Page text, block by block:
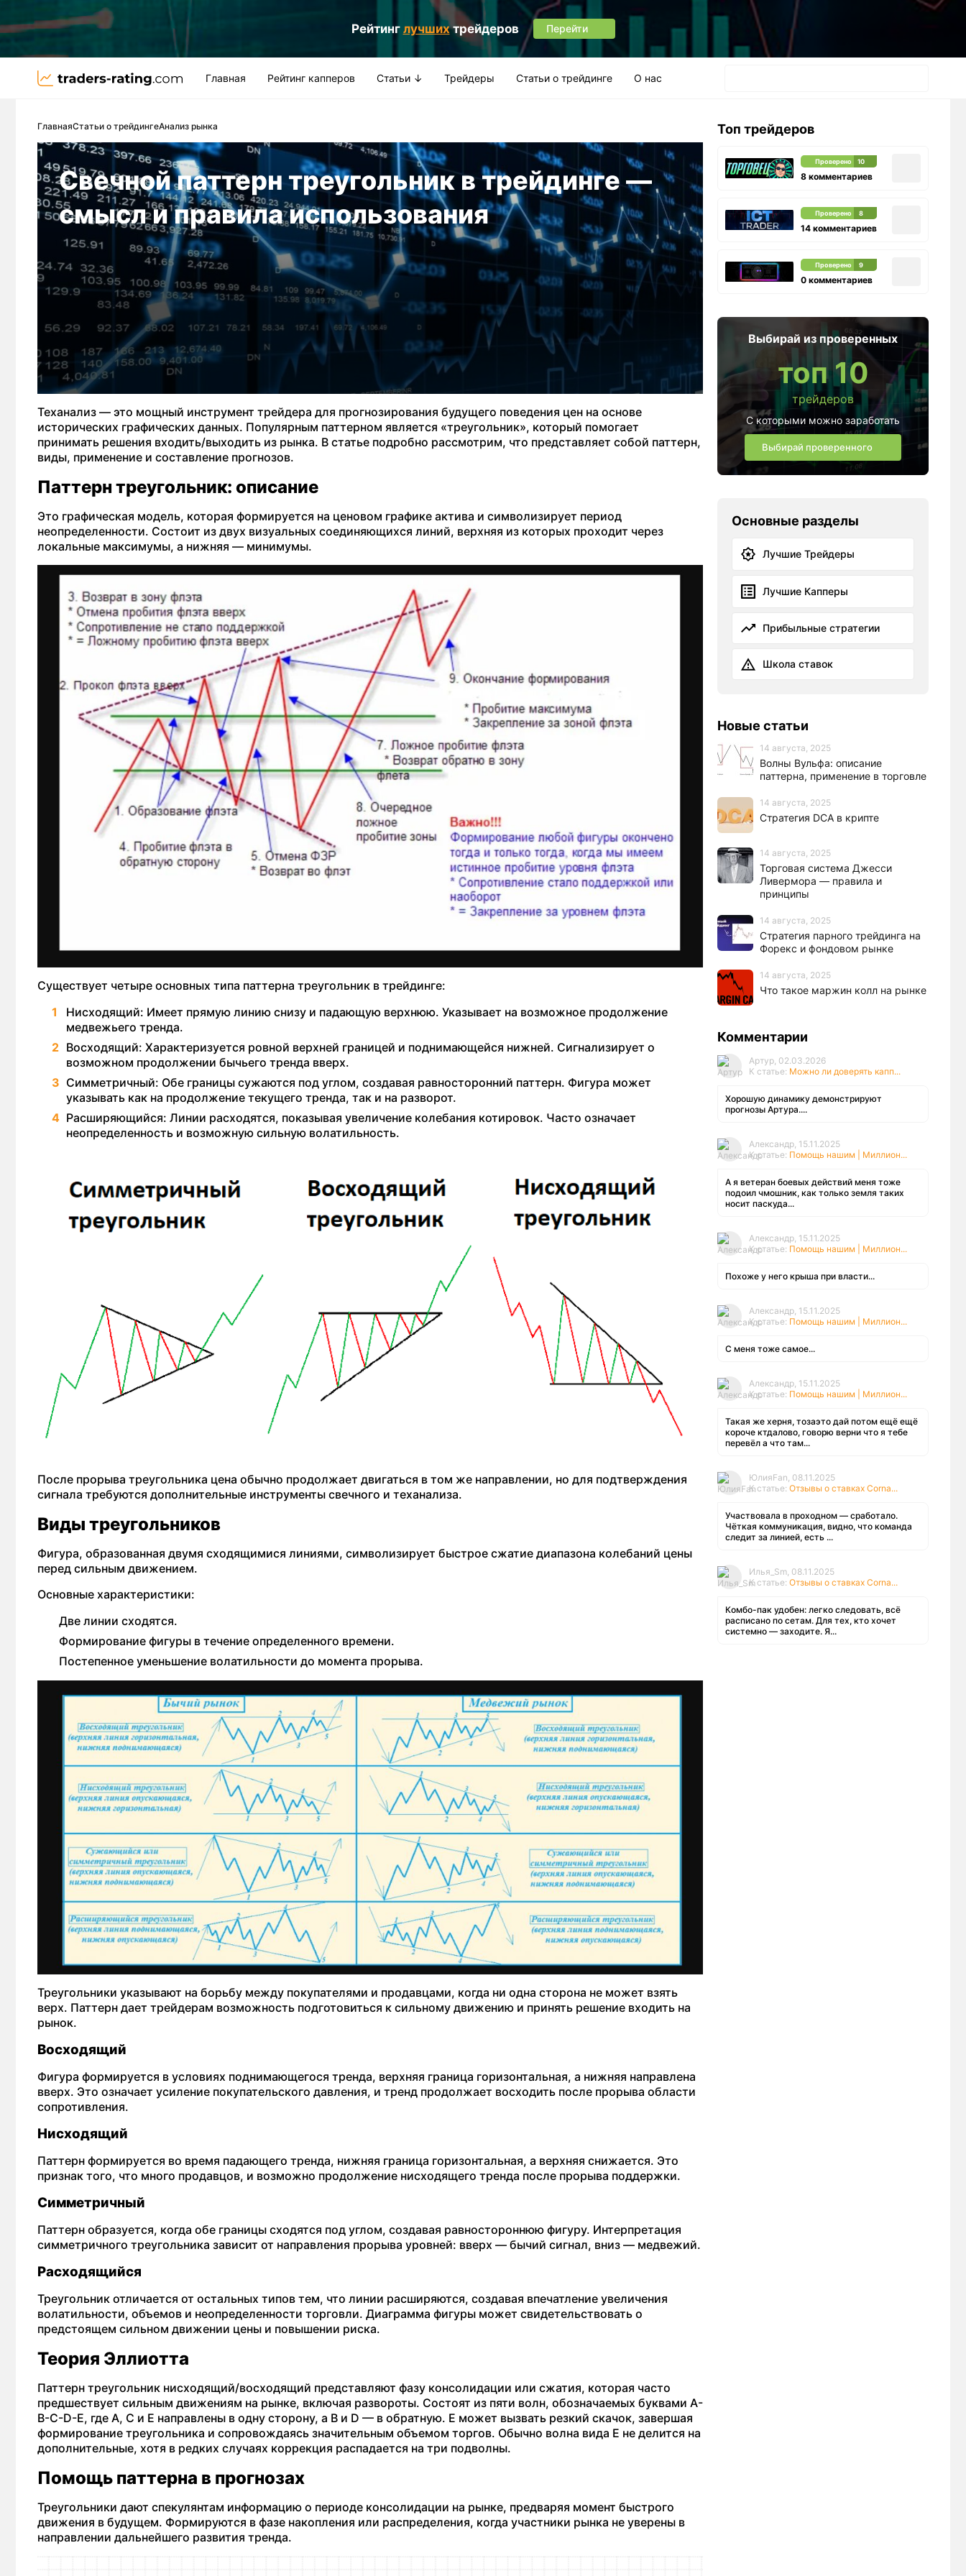
Рейтинг лучшихтрейдеров Перейти
Главная Рейтинг капперов Статьи ↓ Трейдеры Статьи о трейдинге О нас
ГлавнаяСтатьи о трейдингеАнализ рынка
Свечной паттерн треугольник в трейдинге —
смысл и правила использования
Теханализ — это мощный инструмент трейдера для прогнозирования будущего поведения цен на основе
исторических графических данных. Популярным паттерном является «треугольник», который помогает
принимать решения входить/выходить из рынка. В статье подробно рассмотрим, что представляет собой паттерн,
виды, применение и составление прогнозов.
Паттерн треугольник: описание
Это графическая модель, которая формируется на ценовом графике актива и символизирует период
неопределенности. Состоит из двух визуальных соединяющихся линий, верхняя из которых проходит через
локальные максимумы, а нижняя — минимумы.
Существует четыре основных типа паттерна треугольник в трейдинге:
Нисходящий: Имеет прямую линию снизу и падающую верхнюю. Указывает на возможное продолжение
медвежьего тренда.
Восходящий: Характеризуется ровной верхней границей и поднимающейся нижней. Сигнализирует о
возможном продолжении бычьего тренда вверх.
Симметричный: Обе границы сужаются под углом, создавая равносторонний паттерн. Фигура может
указывать как на продолжение текущего тренда, так и на разворот.
Расширяющийся: Линии расходятся, показывая увеличение колебания котировок. Часто означает
неопределенность и возможную сильную волатильность.
После прорыва треугольника цена обычно продолжает двигаться в том же направлении, но для подтверждения
сигнала требуются дополнительные инструменты свечного и теханализа.
Виды треугольников
Фигура, образованная двумя сходящимися линиями, символизирует быстрое сжатие диапазона колебаний цены
перед сильным движением.
Основные характеристики:
Две линии сходятся.
Формирование фигуры в течение определенного времени.
Постепенное уменьшение волатильности до момента прорыва.
Треугольники указывают на борьбу между покупателями и продавцами, когда ни одна сторона не может взять
верх. Паттерн дает трейдерам возможность подготовиться к сильному движению и принять решение входить на
рынок.
Восходящий
Фигура формируется в условиях поднимающегося тренда, верхняя граница горизонтальная, а нижняя направлена
вверх. Это означает усиление покупательского давления, и тренд продолжает восходить после прорыва области
сопротивления.
Нисходящий
Паттерн формируется во время падающего тренда, нижняя граница горизонтальная, а верхняя снижается. Это
признак того, что много продавцов, и возможно продолжение нисходящего тренда после прорыва поддержки.
Симметричный
Паттерн образуется, когда обе границы сходятся под углом, создавая равностороннюю фигуру. Интерпретация
симметричного треугольника зависит от направления прорыва уровней: вверх — бычий сигнал, вниз — медвежий.
Расходящийся
Треугольник отличается от остальных типов тем, что линии расширяются, создавая впечатление увеличения
волатильности, объемов и неопределенности торговли. Диаграмма фигуры может свидетельствовать о
предстоящем сильном движении цены и повышении риска.
Теория Эллиотта
Паттерн треугольник нисходящий/восходящий представляют фазу консолидации или сжатия, которая часто
предшествует сильным движениям на рынке, включая развороты. Состоят из пяти волн, обозначаемых буквами A-
B-C-D-E, где A, C и E направлены в одну сторону, а B и D — в обратную. E может вызвать резкий скачок, завершая
формирование треугольника и сопровождаясь значительным объемом торгов. Обычно волна вида E не делится на
дополнительные, хотя в редких случаях коррекция распадается на три подволны.
Помощь паттерна в прогнозах
Треугольники дают спекулянтам информацию о периоде консолидации на рынке, предваряя момент быстрого
движения в будущем. Формируются в фазе накопления или распределения, когда участники рынка не уверены в
направлении дальнейшего развития тренда.
Топ трейдеров
Проверено 10
8 комментариев
Проверено 8
14 комментариев
Проверено 9
0 комментариев
Выбирай из проверенных
топ 10
трейдеров
С которыми можно заработать
Выбирай проверенного
Основные разделы
Лучшие Трейдеры
Лучшие Капперы
Прибыльные стратегии
Школа ставок
Новые статьи
14 августа, 2025
Волны Вульфа: описание
паттерна, применение в торговле
14 августа, 2025
Стратегия DCA в крипте
14 августа, 2025
Торговая система Джесси
Ливермора — правила и
принципы
14 августа, 2025
Стратегия парного трейдинга на
Форекс и фондовом рынке
14 августа, 2025
Что такое маржин колл на рынке
Комментарии
Артур, 02.03.2026
К статье: Можно ли доверять капп...
Хорошую динамику демонстрируют
прогнозы Артура....
Александр, 15.11.2025
К статье: Помощь нашим | Миллион...
А я ветеран боевых действий меня тоже
подоил чмошник, как только земля таких
носит паскуда...
Александр, 15.11.2025
К статье: Помощь нашим | Миллион...
Похоже у него крыша при власти...
Александр, 15.11.2025
К статье: Помощь нашим | Миллион...
С меня тоже самое...
Александр, 15.11.2025
К статье: Помощь нашим | Миллион...
Такая же херня, тозаэто дай потом ещё ещё
короче ктдалово, говорю верни что я тебе
перевёл а что там...
ЮлияFan, 08.11.2025
К статье: Отзывы о ставках Corna...
Участвовала в проходном — сработало.
Чёткая коммуникация, видно, что команда
следит за линией, есть ...
Илья_Sm, 08.11.2025
К статье: Отзывы о ставках Corna...
Комбо-пак удобен: легко следовать, всё
расписано по сетам. Для тех, кто хочет
системно — заходите. Я...